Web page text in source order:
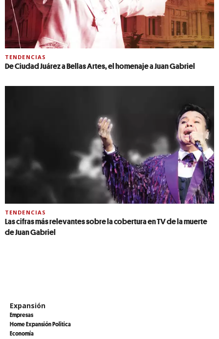
TENDENCIAS
De Ciudad Juárez a Bellas Artes, el homenaje a Juan Gabriel
TENDENCIAS
Las cifras más relevantes sobre la cobertura en TV de la muerte
de Juan Gabriel
Expansión
Empresas
Home Expansión Politica
Economía